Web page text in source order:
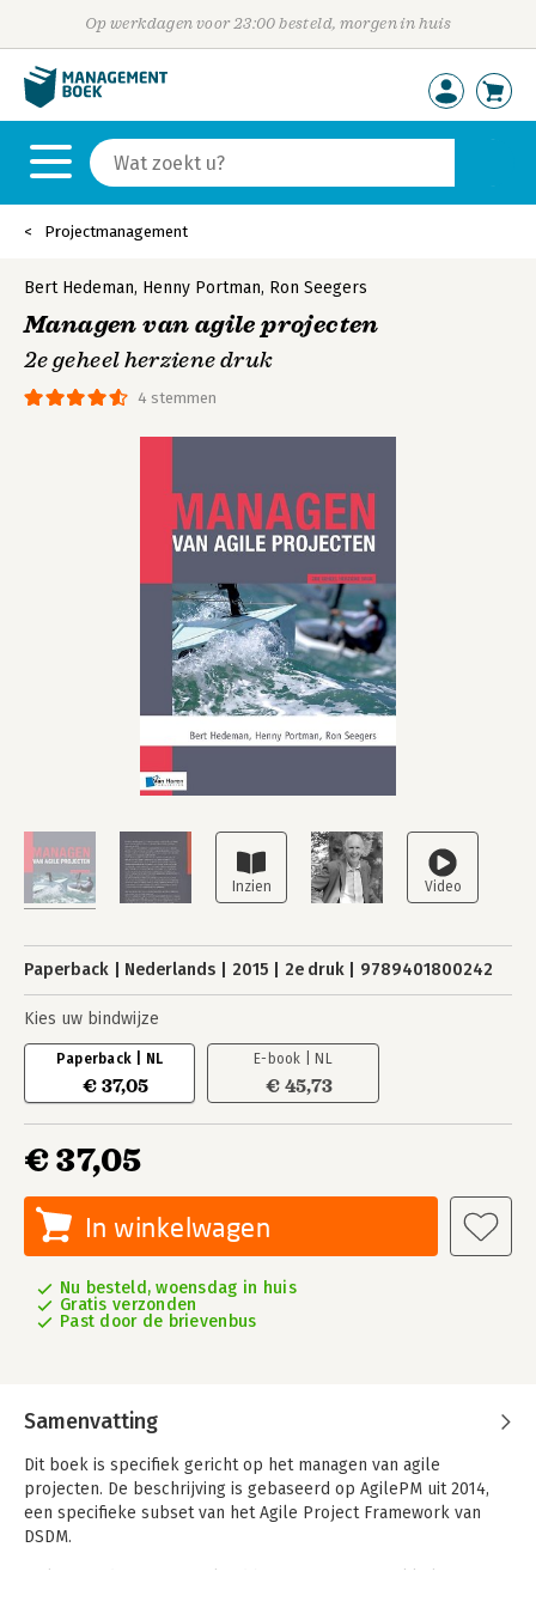
Op werkdagen voor 23:00 besteld, morgen in huis
Projectmanagement
4 stemmen
Bert Hedeman, Henny Portman, Ron Seegers
Managen van agile projecten
2e geheel herziene druk
Paperback Nederlands 2015 2e druk 9789401800242
Kies uw bindwijze
Paperback | NL
€ 37,05
E-book | NL
€ 45,73
€ 37,05
In winkelwagen
Nu besteld, woensdag in huis
Gratis verzonden
Past door de brievenbus
Samenvatting
Dit boek is specifiek gericht op het managen van agile
projecten. De beschrijving is gebaseerd op AgilePM uit 2014,
een specifieke subset van het Agile Project Framework van
DSDM.